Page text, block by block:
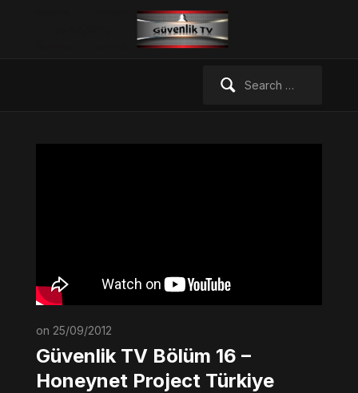
on 25/09/2012
Güvenlik TV Bölüm 16 –
Honeynet Project Türkiye